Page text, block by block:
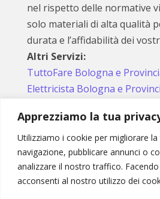
Apprezziamo la tua
Utilizziamo i cookie per migliorare la
navigazione, pubblicare annunci o
analizzare il nostro traffico.
acconsenti al nostro utilizzo dei
nel rispetto delle normative
solo materiali di alta qualità
durata e l’affidabilità dei
Altri Servizi:
TuttoFare Bologna e
Elettricista Bologna e
Seguici sui social